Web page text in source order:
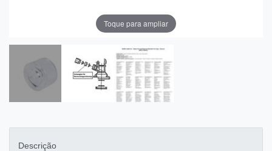
Toque para ampliar
Descrição